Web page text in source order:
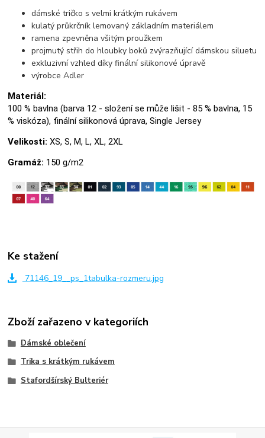
dámské tričko s velmi krátkým rukávem
kulatý průkrčník lemovaný základním materiálem
ramena zpevněna všitým proužkem
projmutý střih do hloubky boků zvýrazňující dámskou siluetu
exkluzivní vzhled díky finální silikonové úpravě
výrobce Adler
Materiál:
100 % bavlna (barva 12 - složení se může lišit - 85 % bavlna, 15
% viskóza), finální silikonová úprava, Single Jersey
Velikosti: XS, S, M, L, XL, 2XL
Gramáž: 150 g/m2
Ke stažení
71146_19__ps_1tabulka-rozmeru.jpg
Zboží zařazeno v kategoriích
Dámské oblečení
Trika s krátkým rukávem
Stafordšírský Bulteriér